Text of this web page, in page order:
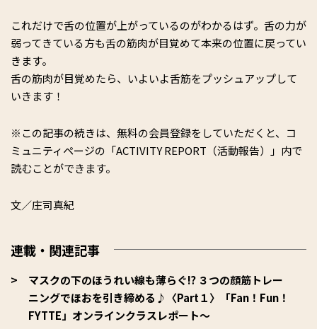
これだけで舌の位置が上がっているのがわかるはず。舌の力が
弱ってきている方も舌の筋肉が目覚めて本来の位置に戻ってい
きます。
舌の筋肉が目覚めたら、いよいよ舌筋をプッシュアップして
いきます！
※この記事の続きは、無料の会員登録をしていただくと、コ
ミュニティページの「ACTIVITY REPORT（活動報告）」内で
読むことができます。
文／庄司真紀
連載・関連記事
マスクの下のほうれい線も薄らぐ⁉︎ ３つの顔筋トレー
ニングでほおを引き締める♪〈Part１〉「Fan！Fun！
FYTTE」オンラインクラスレポート～